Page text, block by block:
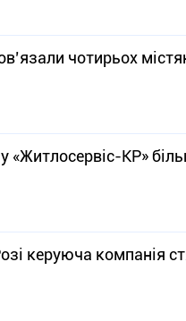
чотирьох
«Житлосервіс-КР»
керуюча компанія